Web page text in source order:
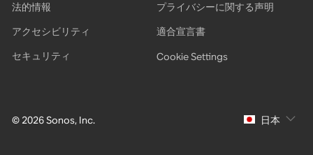
© 2026 Sonos, Inc.
法的情報
プライバシーに関する声明
アクセシビリティ
適合宣言書
セキュリティ
Cookie Settings
日本